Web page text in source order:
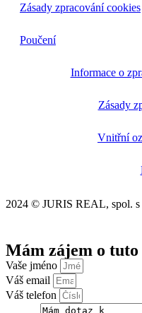
Zásady zpracování cookies
Poučení
Informace o
Zásady
Vnitřní
2024 © JURIS REAL, spol. s
Mám zájem o
Vaše jméno
Váš email
Váš telefon